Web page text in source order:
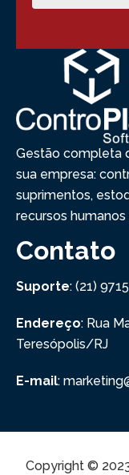
Gestão completa
sua empresa:
suprimentos,
recursos
Contato
Suporte: (21)
Endereço: Rua
Teresópolis/RJ
E-mail:
Copyright ©